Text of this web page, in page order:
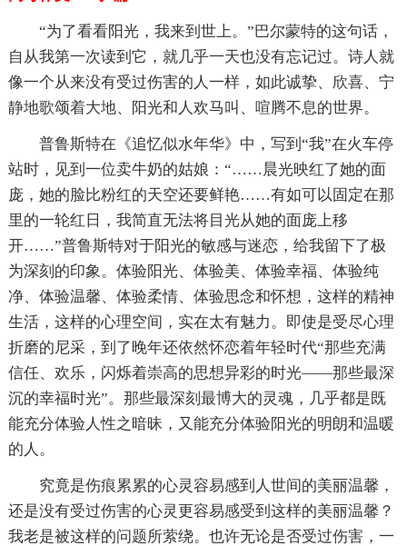
“为了看看阳光，我来到世上。”巴尔蒙特的这句话，
自从我第一次读到它，就几乎一天也没有忘记过。诗人就
像一个从来没有受过伤害的人一样，如此诚挚、欣喜、宁
静地歌颂着大地、阳光和人欢马叫、喧腾不息的世界。
普鲁斯特在《追忆似水年华》中，写到“我”在火车停
站时，见到一位卖牛奶的姑娘：“……晨光映红了她的面
庞，她的脸比粉红的天空还要鲜艳……有如可以固定在那
里的一轮红日，我简直无法将目光从她的面庞上移
开……”普鲁斯特对于阳光的敏感与迷恋，给我留下了极
为深刻的印象。体验阳光、体验美、体验幸福、体验纯
净、体验温馨、体验柔情、体验思念和怀想，这样的精神
生活，这样的心理空间，实在太有魅力。即使是受尽心理
折磨的尼采，到了晚年还依然怀恋着年轻时代“那些充满
信任、欢乐，闪烁着崇高的思想异彩的时光——那些最深
沉的幸福时光”。那些最深刻最博大的灵魂，几乎都是既
能充分体验人性之暗昧，又能充分体验阳光的明朗和温暖
的人。
究竟是伤痕累累的心灵容易感到人世间的美丽温馨，
还是没有受过伤害的心灵更容易感受到这样的美丽温馨？
我老是被这样的问题所萦绕。也许无论是否受过伤害，一